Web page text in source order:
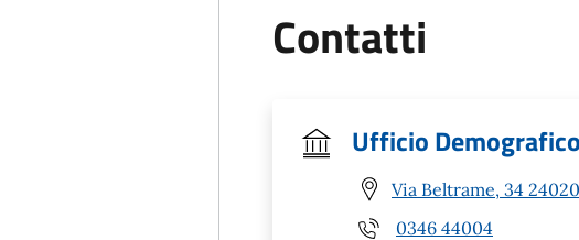
Contatti
Ufficio Demografico
Via Beltrame, 34
0346 44004